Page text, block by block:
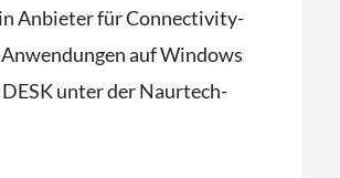
Anbieter für Connectivity-
auf Windows
unter der Naurtech-